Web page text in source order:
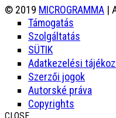
© 2019 MICROGRAMMA |
Támogatás
Szolgáltatás
SÜTIK
Adatkezelési
Szerzői jogok
Autorské práva
Copyrights
CLOSE